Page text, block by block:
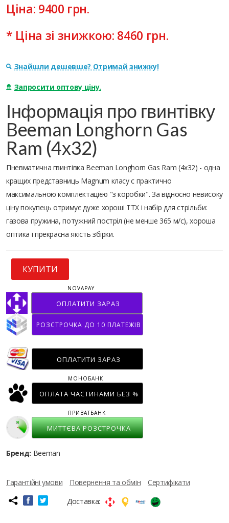
Ціна: 9400 грн.
* Ціна зі знижкою: 8460 грн.
Знайшли дешевше? Отримай знижку!
Запросити оптову ціну.
Інформація про гвинтівку
Beeman Longhorn Gas
Ram (4х32)
Пневматична гвинтівка Beeman Longhorn Gas Ram (4х32) - одна
кращих представниць Magnum класу c практично
максимальною комплектацією "з коробки". За відносно невисоку
ціну покупець отримує дуже хороші ТТХ і набір для стрільби:
газова пружина, потужний постріл (не менше 365 м/с), хороша
оптика і прекрасна якість збірки.
КУПИТИ
ОПЛАТИТИ ЗАРАЗ
NOVAPAY
РОЗСТРОЧКА ДО 10 ПЛАТЕЖІВ
ОПЛАТИТИ ЗАРАЗ
ОПЛАТА ЧАСТИНАМИ БЕЗ %
МОНОБАНК
МИТТЄВА РОЗСТРОЧКА
ПРИВАТБАНК
Бренд: Beeman
Гарантійні умови Повернення та обмін
Сертифікати
Доставка: